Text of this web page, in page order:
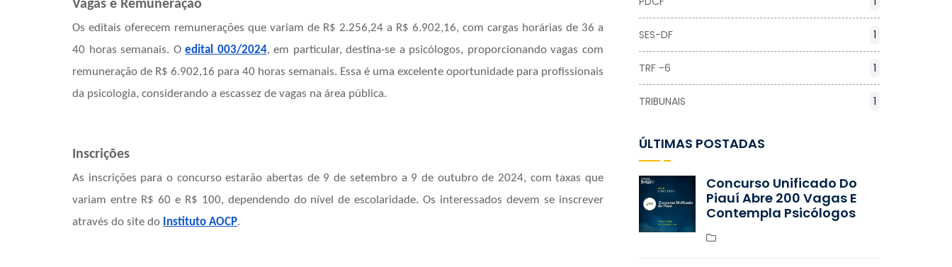
Vagas e Remuneração
Os editais oferecem remunerações que variam de R$ 2.256,24 a R$ 6.902,16, com cargas horárias de 36 a
40 horas semanais. Oedital 003/2024, em particular, destina-se a psicólogos, proporcionando vagas com
remuneração de R$ 6.902,16 para 40 horas semanais. Essa é uma excelente oportunidade para profissionais
da psicologia, considerando a escassez de vagas na área pública.
Inscrições
As inscrições para o concurso estarão abertas de 9 de setembro a 9 de outubro de 2024, com taxas que
variam entre R$ 60 e R$ 100, dependendo do nível de escolaridade. Os interessados devem se inscrever
através do site do Instituto AOCP.
SES-DF 1
TRF -6 1
TRIBUNAIS 1
ÚLTIMAS POSTADAS
Concurso Unificado Do
Piauí Abre 200 Vagas E
Contempla Psicólogos